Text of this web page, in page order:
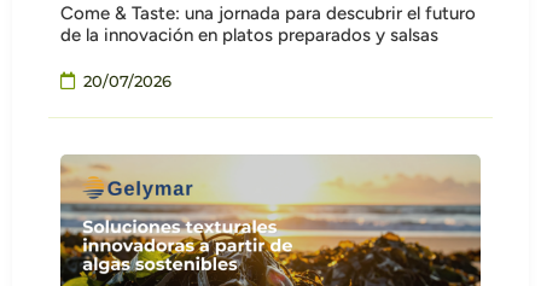
Come & Taste: una jornada para descubrir el futuro
de la innovación en platos preparados y salsas
20/07/2026